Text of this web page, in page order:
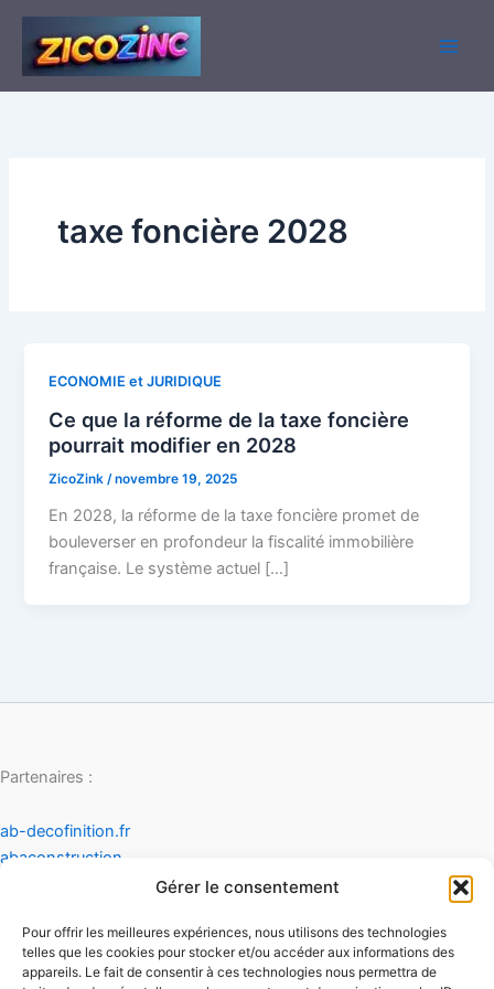
Gérer le consentement
Pour offrir les meilleures expériences, nous utilisons des technologies
telles que les cookies pour stocker et/ou accéder aux informations des
appareils. Le fait de consentir à ces technologies nous permettra de
Aller
contenu
taxe foncière 2028
ECONOMIE et JURIDIQUE
Ce que la réforme de la taxe foncière
pourrait modifier en 2028
ZicoZink /novembre 19, 2025
En 2028, la réforme de la taxe foncière promet de
bouleverser en profondeur la fiscalité immobilière
française. Le système actuel […]
Partenaires :
ab-decofinition.fr
abaconstruction
infinideco
Contact